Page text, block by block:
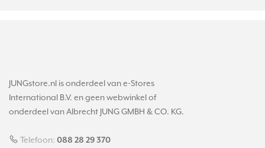
JUNGstore.nl is onderdeel van e-Stores
International B.V. en geen webwinkel of
onderdeel van Albrecht JUNG GMBH & CO. KG.
Telefoon: 088 28 29 370